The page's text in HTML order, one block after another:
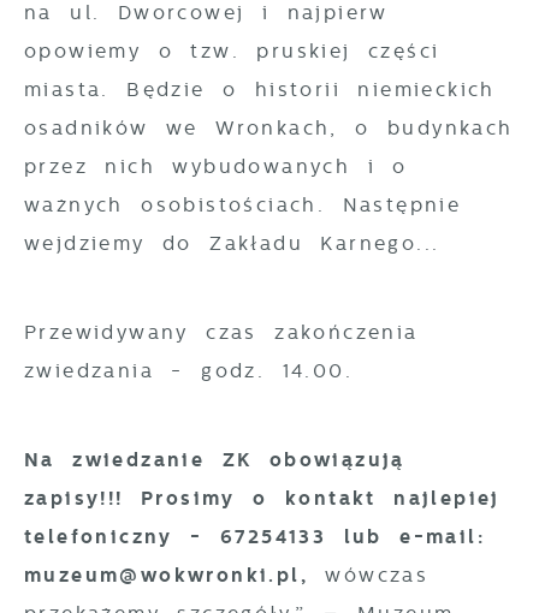
na ul. Dworcowej i najpierw
opowiemy o tzw. pruskiej części
miasta. Będzie o historii niemieckich
osadników we Wronkach, o budynkach
przez nich wybudowanych i o
ważnych osobistościach. Następnie
wejdziemy do Zakładu Karnego...
Przewidywany czas zakończenia
zwiedzania - godz. 14.00.
Na zwiedzanie ZK obowiązują
zapisy!!! Prosimy o kontakt najlepiej
telefoniczny - 67254133 lub e-mail:
muzeum@wokwronki.pl,
wówczas